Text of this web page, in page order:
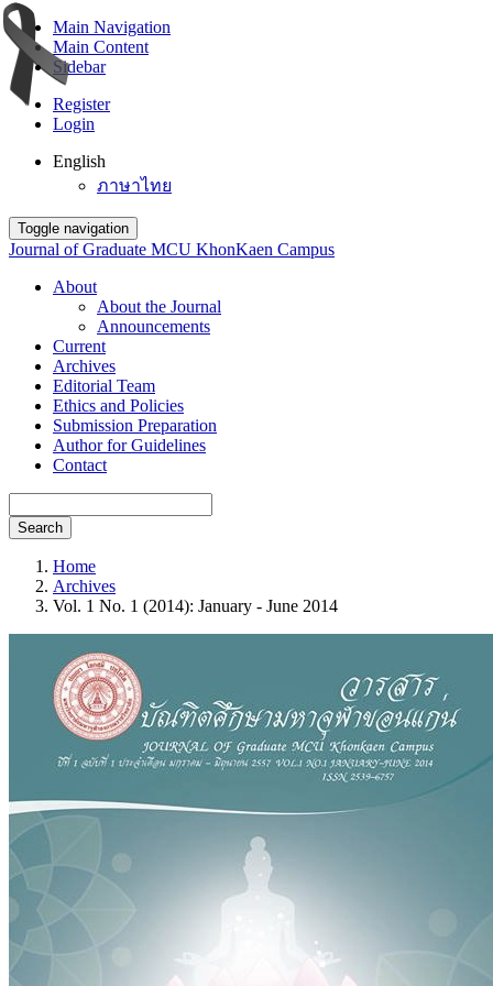
Main Navigation
Main Content
Sidebar
Register
Login
English
ภาษาไทย
Toggle navigation
Journal of Graduate MCU KhonKaen Campus
About
About the Journal
Announcements
Current
Archives
Editorial Team
Ethics and Policies
Submission Preparation
Author for Guidelines
Contact
Search
Home
Archives
Vol. 1 No. 1 (2014): January - June 2014